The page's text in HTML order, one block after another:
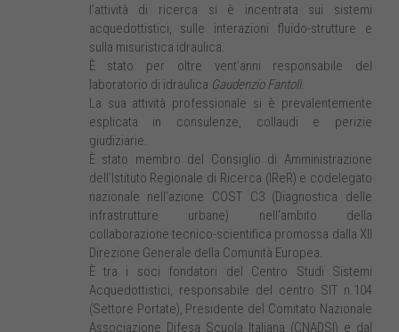
l’attività di ricerca si è incentrata sui sistemi
acquedottistici, sulle interazioni fluido-strutture e
sulla misuristica idraulica.
È stato per oltre vent’anni responsabile del
laboratorio di idraulica Gaudenzio Fantoli.
La sua attività professionale si è prevalentemente
esplicata in consulenze, collaudi e perizie
giudiziarie.
È stato membro del Consiglio di Amministrazione
dell’Istituto Regionale di Ricerca (IReR) e codelegato
nazionale nell’azione COST C3 (Diagnostica delle
infrastrutture urbane) nell’ambito della
collaborazione tecnico-scientifica promossa dalla XII
Direzione Generale della Comunità Europea.
È tra i soci fondatori del Centro Studi Sistemi
Acquedottistici, responsabile del centro SIT n.104
(Settore Portate), Presidente del Comitato Nazionale
Associazione Difesa Scuola Italiana (CNADSI) e dal